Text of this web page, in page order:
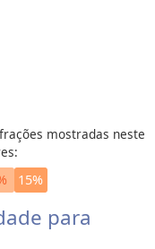
mostradas neste
15%
para